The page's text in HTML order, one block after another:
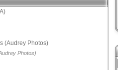
Photos)